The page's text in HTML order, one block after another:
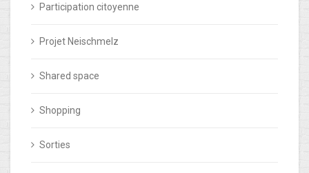
Participation citoyenne
Projet Neischmelz
Shared space
Shopping
Sorties